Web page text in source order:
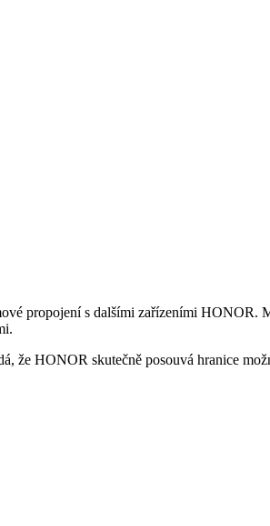
propojení s dalšími zařízeními HONOR.
HONOR skutečně posouvá hranice